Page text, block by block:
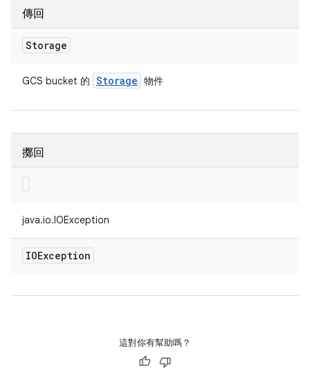
傳回
Storage
GCS bucket 的 Storage 物件
擲回
java.io.IOException
IOException
這對你有幫助嗎？